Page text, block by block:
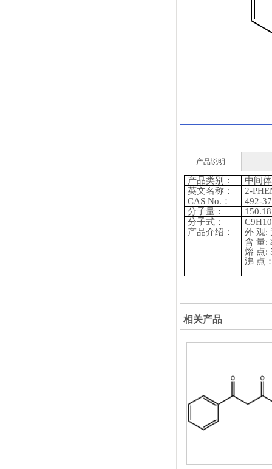
产品说明
产品类别：
中间体
英文名称：
2-
CAS No.：
492-
分子量：
150.18
分子式：
产品介绍：
外 观:
含 量:
熔 点:
沸 点
相关产品